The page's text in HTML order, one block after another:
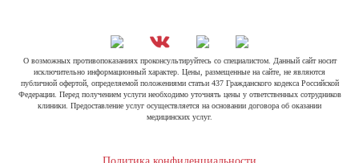
О возможных противопоказаниях проконсультируйтесь со специалистом. Данный сайт носит
исключительно информационный характер. Цены, размещенные на сайте, не являются
публичной офертой, определяемой положениями статьи 437 Гражданского кодекса Российской
Федерации. Перед получением услуги необходимо уточнять цены у ответственных сотрудников
клиники. Предоставление услуг осуществляется на основании договора об оказании
медицинских услуг.